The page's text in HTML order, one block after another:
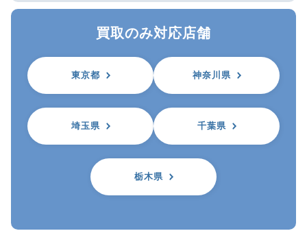
買取のみ対応店舗
東京都 神奈川県
埼玉県 千葉県
栃木県